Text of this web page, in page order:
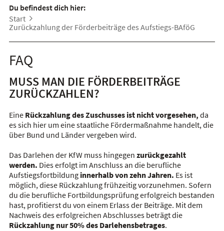
Du befindest dich hier:
Start
Zurückzahlung der Förderbeiträge des Aufstiegs-BAföG
FAQ
MUSS MAN DIE FÖRDERBEITRÄGE
ZURÜCKZAHLEN?
Eine Rückzahlung des Zuschusses ist nicht vorgesehen, da
es sich hier um eine staatliche Fördermaßnahme handelt, die
über Bund und Länder vergeben wird.
Das Darlehen der KfW muss hingegen zurückgezahlt
werden. Dies erfolgt im Anschluss an die berufliche
Aufstiegsfortbildunginnerhalb von zehn Jahren. Es ist
möglich, diese Rückzahlung frühzeitig vorzunehmen. Sofern
du die berufliche Fortbildungsprüfung erfolgreich bestanden
hast, profitierst du von einem Erlass der Beiträge. Mit dem
Nachweis des erfolgreichen Abschlusses beträgt die
Rückzahlung nur 50% des Darlehensbetrages.